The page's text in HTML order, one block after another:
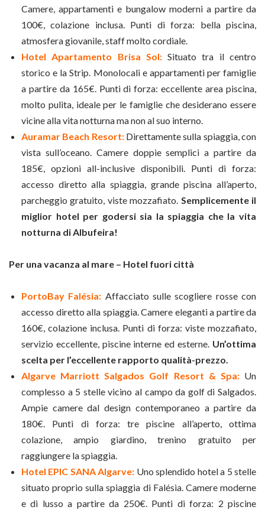
Camere, appartamenti e bungalow moderni a partire da
100€, colazione inclusa. Punti di forza: bella piscina,
atmosfera giovanile, staff molto cordiale.
Hotel Apartamento Brisa Sol:Situato tra il centro
storico e la Strip. Monolocali e appartamenti per famiglie
a partire da 165€. Punti di forza: eccellente area piscina,
molto pulita, ideale per le famiglie che desiderano essere
vicine alla vita notturna ma non al suo interno.
Auramar Beach Resort:Direttamente sulla spiaggia, con
vista sull’oceano. Camere doppie semplici a partire da
185€, opzioni all-inclusive disponibili. Punti di forza:
accesso diretto alla spiaggia, grande piscina all’aperto,
parcheggio gratuito, viste mozzafiato. Semplicemente il
miglior hotel per godersi sia la spiaggia che la vita
notturna di Albufeira!
Per una vacanza al mare – Hotel fuori città
PortoBay Falésia: Affacciato sulle scogliere rosse con
accesso diretto alla spiaggia. Camere eleganti a partire da
160€, colazione inclusa. Punti di forza: viste mozzafiato,
servizio eccellente, piscine interne ed esterne. Un’ottima
scelta per l’eccellente rapporto qualità-prezzo.
Algarve Marriott Salgados Golf Resort & Spa:Un
complesso a 5 stelle vicino al campo da golf di Salgados.
Ampie camere dal design contemporaneo a partire da
180€. Punti di forza: tre piscine all’aperto, ottima
colazione, ampio giardino, trenino gratuito per
raggiungere la spiaggia.
Hotel EPIC SANA Algarve: Uno splendido hotel a 5 stelle
situato proprio sulla spiaggia di Falésia. Camere moderne
e di lusso a partire da 250€. Punti di forza: 2 piscine